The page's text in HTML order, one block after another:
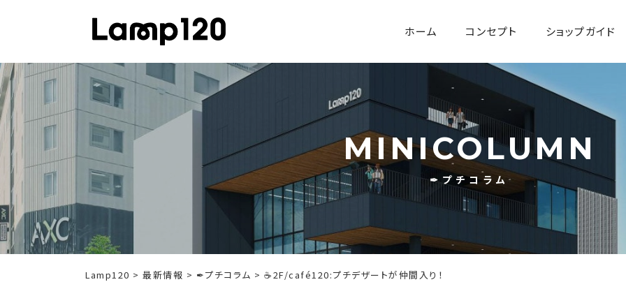
ホーム コンセプト ショップガイド
MINICOLUMN
✒プチコラム
Lamp120 > 最新情報 > ✒プチコラム > ☕2F/café120:プチデザートが仲間入り！